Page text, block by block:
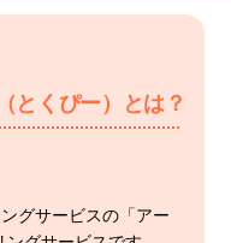
とくぴー）とは？
グサービスの「アー